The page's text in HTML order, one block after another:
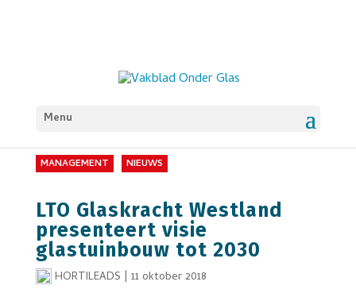
Menu
MANAGEMENT NIEUWS
LTO Glaskracht Westland
presenteert visie
glastuinbouw tot 2030
HORTILEADS | 11 oktober 2018